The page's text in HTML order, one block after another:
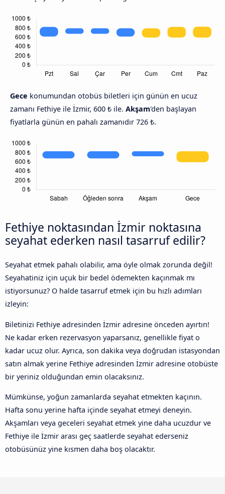
Gece konumundan otobüs biletleri için günün en ucuz
zamanı Fethiye ile İzmir, 600 ₺ ile. Akşam'den başlayan
fiyatlarla günün en pahalı zamanıdır 726 ₺.
Fethiye noktasından İzmir noktasına
seyahat ederken nasıl tasarruf edilir?
Seyahat etmek pahalı olabilir, ama öyle olmak zorunda değil!
Seyahatiniz için uçuk bir bedel ödemekten kaçınmak mı
istiyorsunuz? O halde tasarruf etmek için bu hızlı adımları
izleyin:
Biletinizi Fethiye adresinden İzmir adresine önceden ayırtın!
Ne kadar erken rezervasyon yaparsanız, genellikle fiyat o
kadar ucuz olur. Ayrıca, son dakika veya doğrudan istasyondan
satın almak yerine Fethiye adresinden İzmir adresine otobüste
bir yeriniz olduğundan emin olacaksınız.
Mümkünse, yoğun zamanlarda seyahat etmekten kaçının.
Hafta sonu yerine hafta içinde seyahat etmeyi deneyin.
Akşamları veya geceleri seyahat etmek yine daha ucuzdur ve
Fethiye ile İzmir arası geç saatlerde seyahat ederseniz
otobüsünüz yine kısmen daha boş olacaktır.